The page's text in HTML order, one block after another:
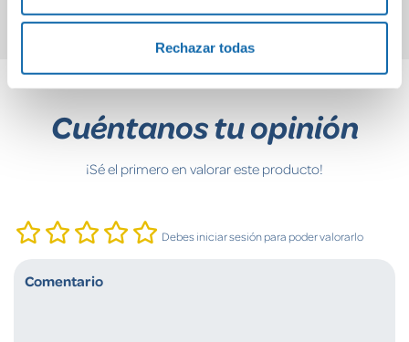
Rechazar todas
Cuéntanos tu opinión
¡Sé el primero en valorar este producto!
Debes iniciar sesión para poder valorarlo